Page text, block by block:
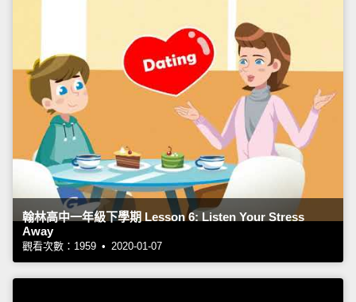
翰林高中一年級下學期 Lesson 6: Listen Your Stress
Away
觀看次數：1959 • 2020-01-07